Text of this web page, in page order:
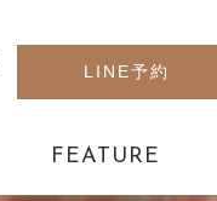
LINE予約
FEATURE